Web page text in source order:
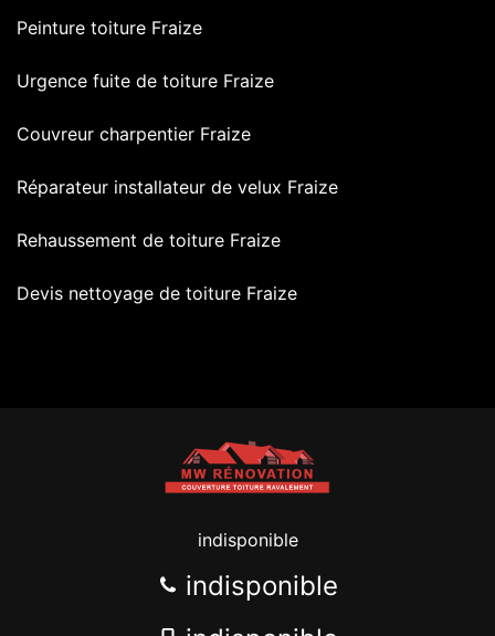
Peinture toiture Fraize
Urgence fuite de toiture Fraize
Couvreur charpentier Fraize
Réparateur installateur de velux Fraize
Rehaussement de toiture Fraize
Devis nettoyage de toiture Fraize
indisponible
indisponible